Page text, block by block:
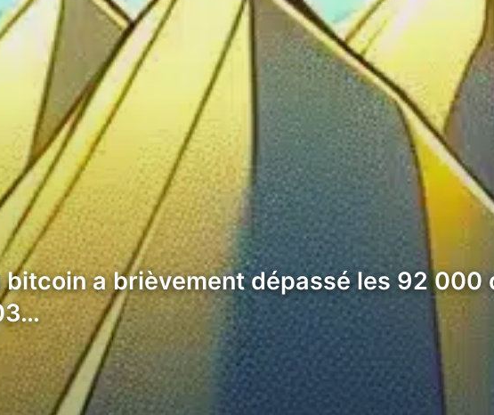
a brièvement dépassé les 92